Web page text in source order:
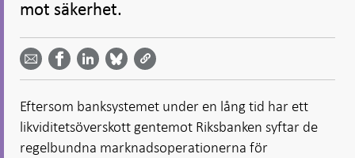
mot säkerhet.
Dela
email -
Öppnas
i ny flik
Dela på
Facebook
- Öppnas
Dela på
LinkedIn
-
Öppnas
i ny flik
på
Bluesky
-
i ny flik
på
Twitter
-
i ny flik
Eftersom banksystemet under en lång tid har ett
likviditetsöverskott gentemot Riksbanken syftar de
regelbundna marknadsoperationerna för